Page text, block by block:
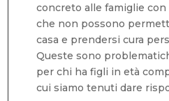
concreto alle famiglie
che non possono
casa e prendersi cura
Queste sono
per chi ha figli in età
cui siamo tenuti dare